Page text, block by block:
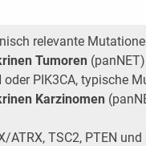
relevante
Tumoren
oder PIK3CA, typische
Karzinomen
ATRX, TSC2, PTEN